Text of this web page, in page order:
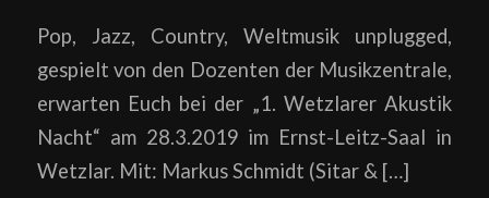
Pop, Jazz, Country, Weltmusik unplugged,
gespielt von den Dozenten der Musikzentrale,
erwarten Euch bei der „1. Wetzlarer Akustik
Nacht“ am 28.3.2019 im Ernst-Leitz-Saal in
Wetzlar. Mit: Markus Schmidt (Sitar & […]